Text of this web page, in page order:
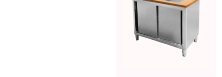
₪3,601.
₪3,240.